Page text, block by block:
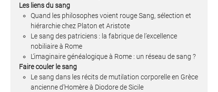
Les liens du sang
Quand les philosophes voient rouge Sang, sélection et
hiérarchie chez Platon et Aristote
Le sang des patriciens : la fabrique de l’excellence
nobiliaire à Rome
L’imaginaire généalogique à Rome : un réseau de sang ?
Faire couler le sang
Le sang dans les récits de mutilation corporelle en Grèce
ancienne d’Homère à Diodore de Sicile